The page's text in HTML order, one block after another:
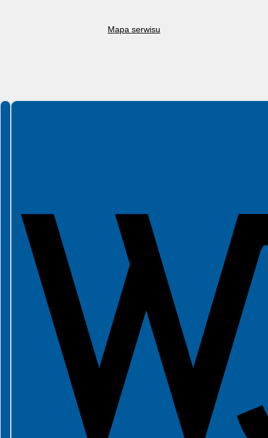
Mapa serwisu
Spełniamy standardy WCAG 2.2
Spełniamy standardy W3C